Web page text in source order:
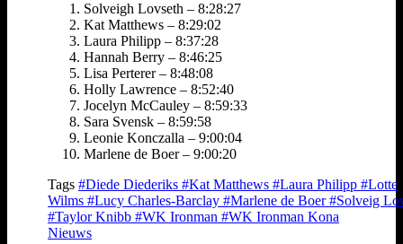
Solveigh Lovseth – 8:28:27
Kat Matthews – 8:29:02
Laura Philipp – 8:37:28
Hannah Berry – 8:46:25
Lisa Perterer – 8:48:08
Holly Lawrence – 8:52:40
Jocelyn McCauley – 8:59:33
Sara Svensk – 8:59:58
Leonie Konczalla – 9:00:04
Marlene de Boer – 9:00:20
Tags #Diede Diederiks #Kat Matthews #Laura Philipp #Lotte
Wilms #Lucy Charles-Barclay #Marlene de Boer#Solveig
#Taylor Knibb #WK Ironman #WK Ironman Kona
Nieuws